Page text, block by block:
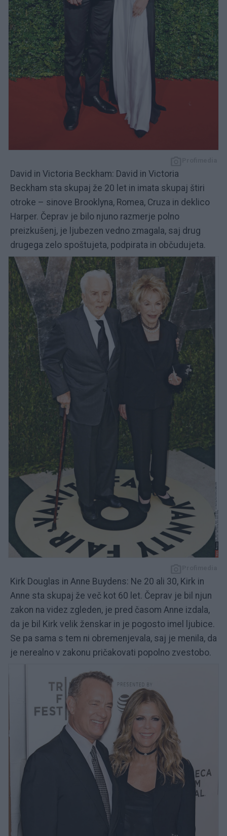
David in Victoria Beckham: David in Victoria
Beckham sta skupaj že 20 let in imata skupaj štiri
otroke – sinove Brooklyna, Romea, Cruza in deklico
Harper. Čeprav je bilo njuno razmerje polno
preizkušenj, je ljubezen vedno zmagala, saj drug
drugega zelo spoštujeta, podpirata in občudujeta.
Kirk Douglas in Anne Buydens: Ne 20 ali 30, Kirk in
Anne sta skupaj že več kot 60 let. Čeprav je bil njun
zakon na videz zgleden, je pred časom Anne izdala,
da je bil Kirk velik ženskar in je pogosto imel ljubice.
Se pa sama s tem ni obremenjevala, saj je menila, da
je nerealno v zakonu pričakovati popolno zvestobo.